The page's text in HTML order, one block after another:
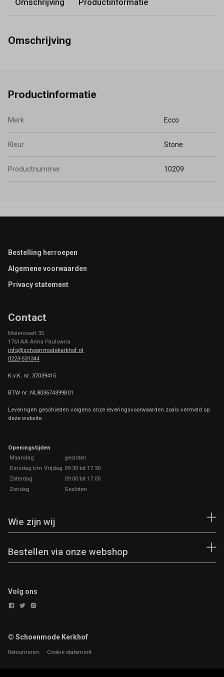
Omschrijving
Productinformatie
Merk Ecco
Kleur Stone
Productnummer 10209
Footer
Bestelling herroepen
Algemene voorwaarden
Privacy statement
Contact
Molenvaart 35
1761AA Anna Paulowna
info@schoenmodekerkhof.nl
0223-531344
K.v.K. nr: 37039415
BTW nr: NL803674399B01
Leveringen geschieden volgens onze leveringsvoorwaarden zoals vermeld op
deze website.
Openingstijden
Maandag
gesloten
Dinsdag t/m Vrijdag 09:30 tot 17.30
Zaterdag
09:00 tot 17:00
Zondag
Gesloten
Wie zijn wij
Bestellen via onze webshop
Volg ons
© Schoenmode Kerkhof
Retourneren Cookie statement